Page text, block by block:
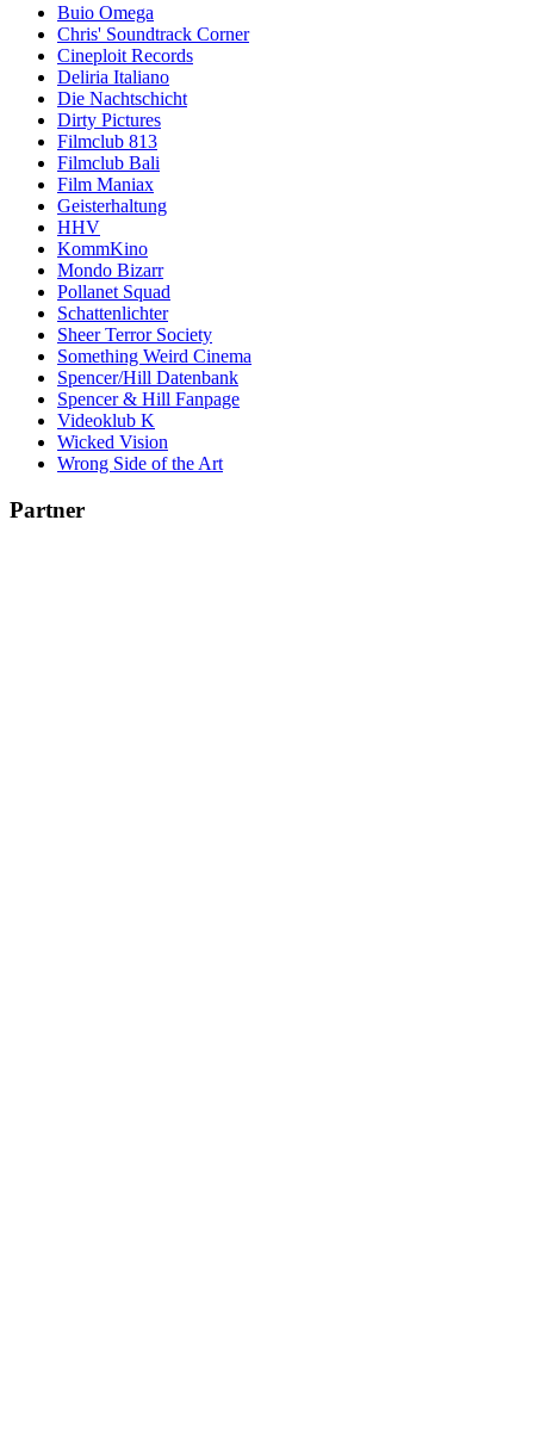
Buio Omega
Chris' Soundtrack Corner
Cineploit Records
Deliria Italiano
Die Nachtschicht
Dirty Pictures
Filmclub 813
Filmclub Bali
Film Maniax
Geisterhaltung
HHV
KommKino
Mondo Bizarr
Pollanet Squad
Schattenlichter
Sheer Terror Society
Something Weird Cinema
Spencer/Hill Datenbank
Spencer & Hill Fanpage
Videoklub K
Wicked Vision
Wrong Side of the Art
Partner